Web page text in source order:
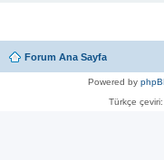
Forum Ana Sayfa
Powered by
Türkçe çeviri: